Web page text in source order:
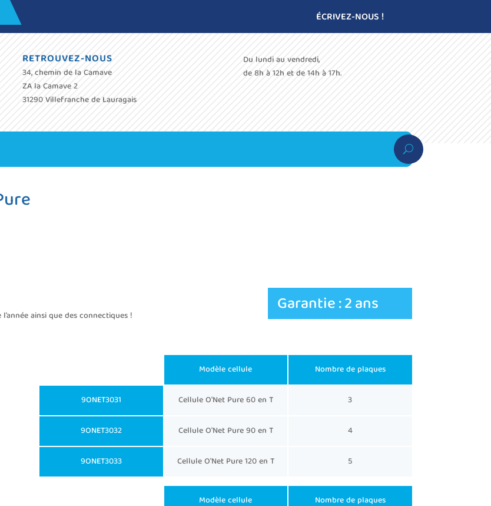
ÉCRIVEZ-NOUS !
RETROUVEZ-NOUS
34, chemin de la Camave
ZA la Camave 2
31290 Villefranche de Lauragais
Du lundi au vendredi,
de 8h à 12h et de 14h à 17h.
ainsi que des connectiques !
Garantie : 2 ans
9ONET3031
9ONET3032
9ONET3033
Modèle cellule
Cellule O'Net Pure 60 en T
Cellule O'Net Pure 90 en T
Cellule O'Net Pure 120 en T
Nombre de plaques
3
4
5
Modèle cellule Nombre de plaques